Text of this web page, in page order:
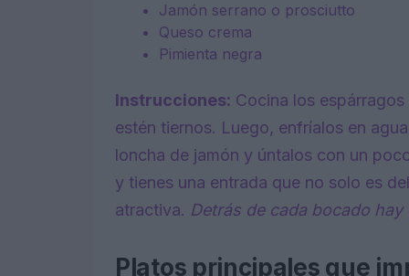
Jamón serrano o prosciutto
Queso crema
Pimienta negra
Instrucciones: Cocina los
estén tiernos. Luego, enfríalos en
loncha de jamón y úntalos con un
y tienes una entrada que no solo es
atractiva. Detrás de cada bocado
Platos principales que